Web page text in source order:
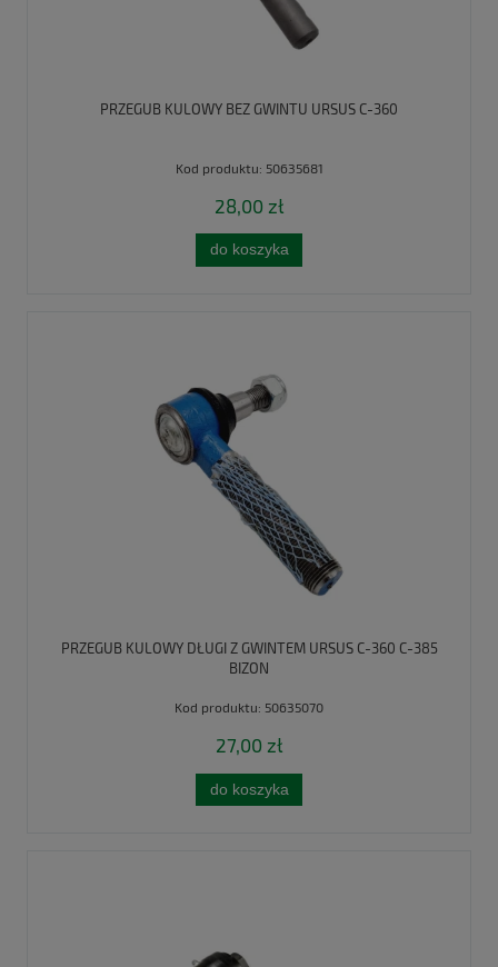
PRZEGUB KULOWY BEZ GWINTU URSUS C-360
Kod produktu: 50635681
28,00 zł
do koszyka
PRZEGUB KULOWY DŁUGI Z GWINTEM URSUS C-360 C-385
BIZON
Kod produktu: 50635070
27,00 zł
do koszyka